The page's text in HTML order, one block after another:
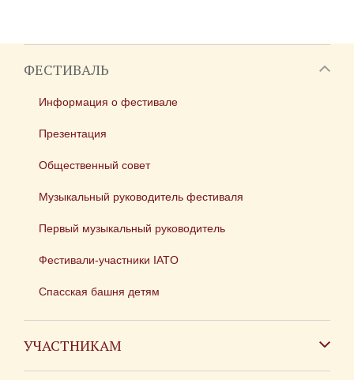
ФЕСТИВАЛЬ
Информация о фестивале
Презентация
Общественный совет
Музыкальный руководитель фестиваля
Первый музыкальный руководитель
Фестивали-участники IATO
Спасская башня детям
УЧАСТНИКАМ